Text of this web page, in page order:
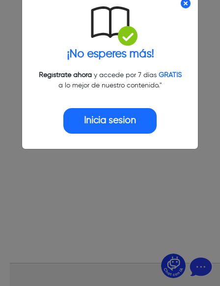
¡No esperes más!
Regístrate ahoray accede por 7 días GRATIS
a lo mejor de nuestro contenido."
Inicia sesión